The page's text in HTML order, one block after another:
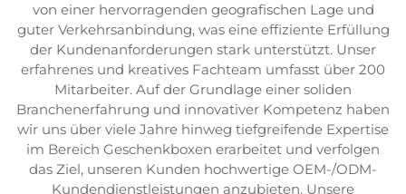
von einer hervorragenden geografischen Lage und
guter Verkehrsanbindung, was eine effiziente Erfüllung
der Kundenanforderungen stark unterstützt. Unser
erfahrenes und kreatives Fachteam umfasst über 200
Mitarbeiter. Auf der Grundlage einer soliden
Branchenerfahrung und innovativer Kompetenz haben
wir uns über viele Jahre hinweg tiefgreifende Expertise
im Bereich Geschenkboxen erarbeitet und verfolgen
das Ziel, unseren Kunden hochwertige OEM-/ODM-
Kundendienstleistungen anzubieten. Unsere